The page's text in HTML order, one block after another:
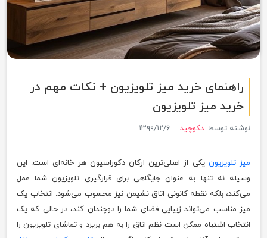
راهنمای خرید میز تلویزیون + نکات مهم در
خرید میز تلویزیون
نوشته توسط: دکوچید ۱۳۹۹/۱۲/۶
میز تلویزیون یکی از اصلی‌ترین ارکان دکوراسیون هر خانه‌ای است. این
وسیله نه تنها به عنوان جایگاهی برای قرارگیری تلویزیون شما عمل
می‌کند، بلکه نقطه کانونی اتاق نشیمن نیز محسوب می‌شود. انتخاب یک
میز مناسب می‌تواند زیبایی فضای شما را دوچندان کند، در حالی که یک
انتخاب اشتباه ممکن است نظم اتاق را به هم بریزد و تماشای تلویزیون را